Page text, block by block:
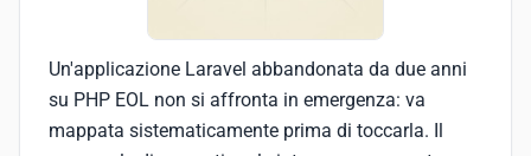
Un'applicazione Laravel abbandonata da due anni
su PHP EOL non si affronta in emergenza: va
mappata sistematicamente prima di toccarla. Il